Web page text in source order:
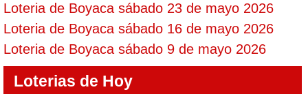
Loteria de Boyaca sábado 23 de mayo 2026
Loteria de Boyaca sábado 16 de mayo 2026
Loteria de Boyaca sábado 9 de mayo 2026
Loterias de Hoy